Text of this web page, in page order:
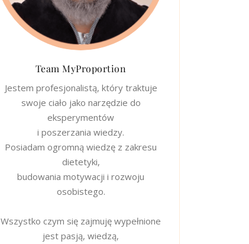
Team MyProportion
Jestem profesjonalistą, który traktuje
swoje ciało jako narzędzie do
eksperymentów
i poszerzania wiedzy.
Posiadam ogromną wiedzę z zakresu
dietetyki,
budowania motywacji i rozwoju
osobistego.
Wszystko czym się zajmuję wypełnione
jest pasją, wiedzą,